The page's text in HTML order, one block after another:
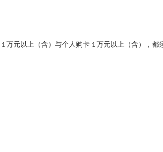
1 万元以上（含）与个人购卡 1 万元以上（含），都